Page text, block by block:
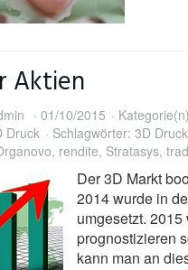
Aktien
01/10/2015
Druck
Schlagwörter: 3D Druck
, rendite, Stratasys,
Der 3D Markt
2014 wurde in
umgesetzt.
prognostizieren
kann man an